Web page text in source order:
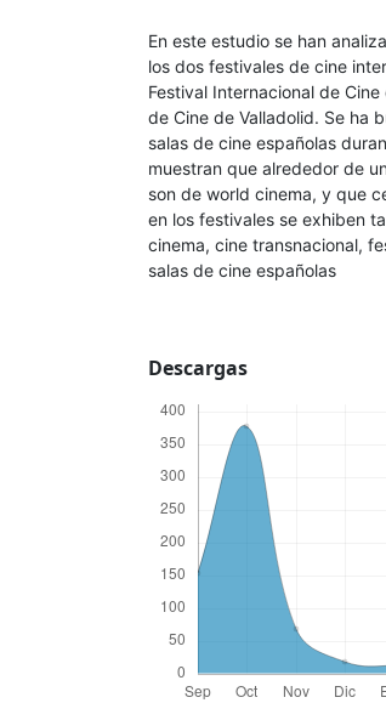
En este estudio se han
los dos festivales de cine
Festival Internacional de
de Cine de Valladolid. Se ha
salas de cine españolas
muestran que alrededor de
son de world cinema, y que
en los festivales se exhiben
cinema, cine transnacional,
salas de cine españolas
Descargas